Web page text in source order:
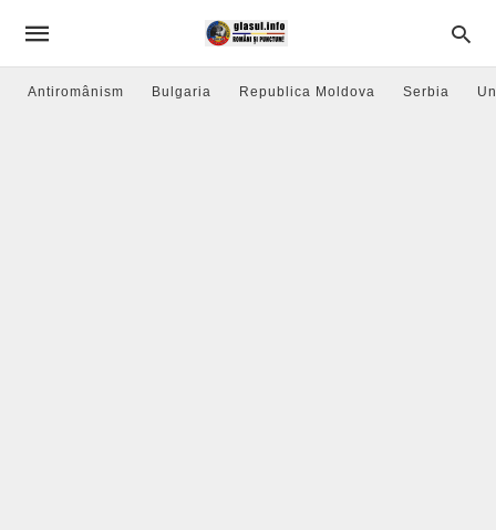
Antiromânism Bulgaria Republica Moldova Serbia